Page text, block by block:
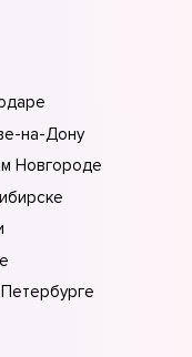
на-Донy
Новгороде